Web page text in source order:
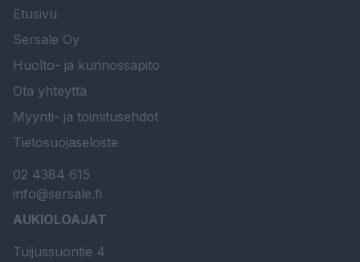
Etusivu
Sersale Oy
Huolto- ja kunnossapito
Ota yhteyttä
Myynti- ja toimitusehdot
Tietosuojaseloste
02 4384 615
info@sersale.fi
AUKIOLOAJAT
Tuijussuontie 4